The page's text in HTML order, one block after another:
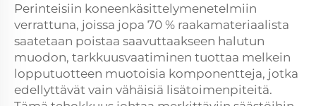
Perinteisiin koneenkäsittelymenetelmiin
verrattuna, joissa jopa 70 % raakamateriaalista
saatetaan poistaa saavuttaakseen halutun
muodon, tarkkuusvaatiminen tuottaa melkein
lopputuotteen muotoisia komponentteja, jotka
edellyttävät vain vähäisiä lisätoimenpiteitä.